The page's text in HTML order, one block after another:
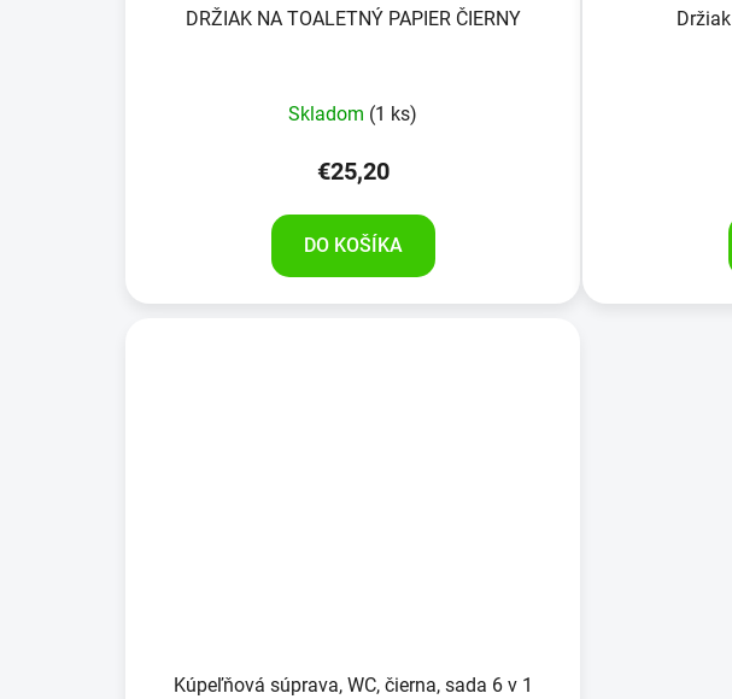
DRŽIAK NA TOALETNÝ PAPIER ČIERNY
Skladom (1 ks)
€25,20
DO KOŠÍKA
Kúpeľňová súprava, WC, čierna, sada 6 v 1